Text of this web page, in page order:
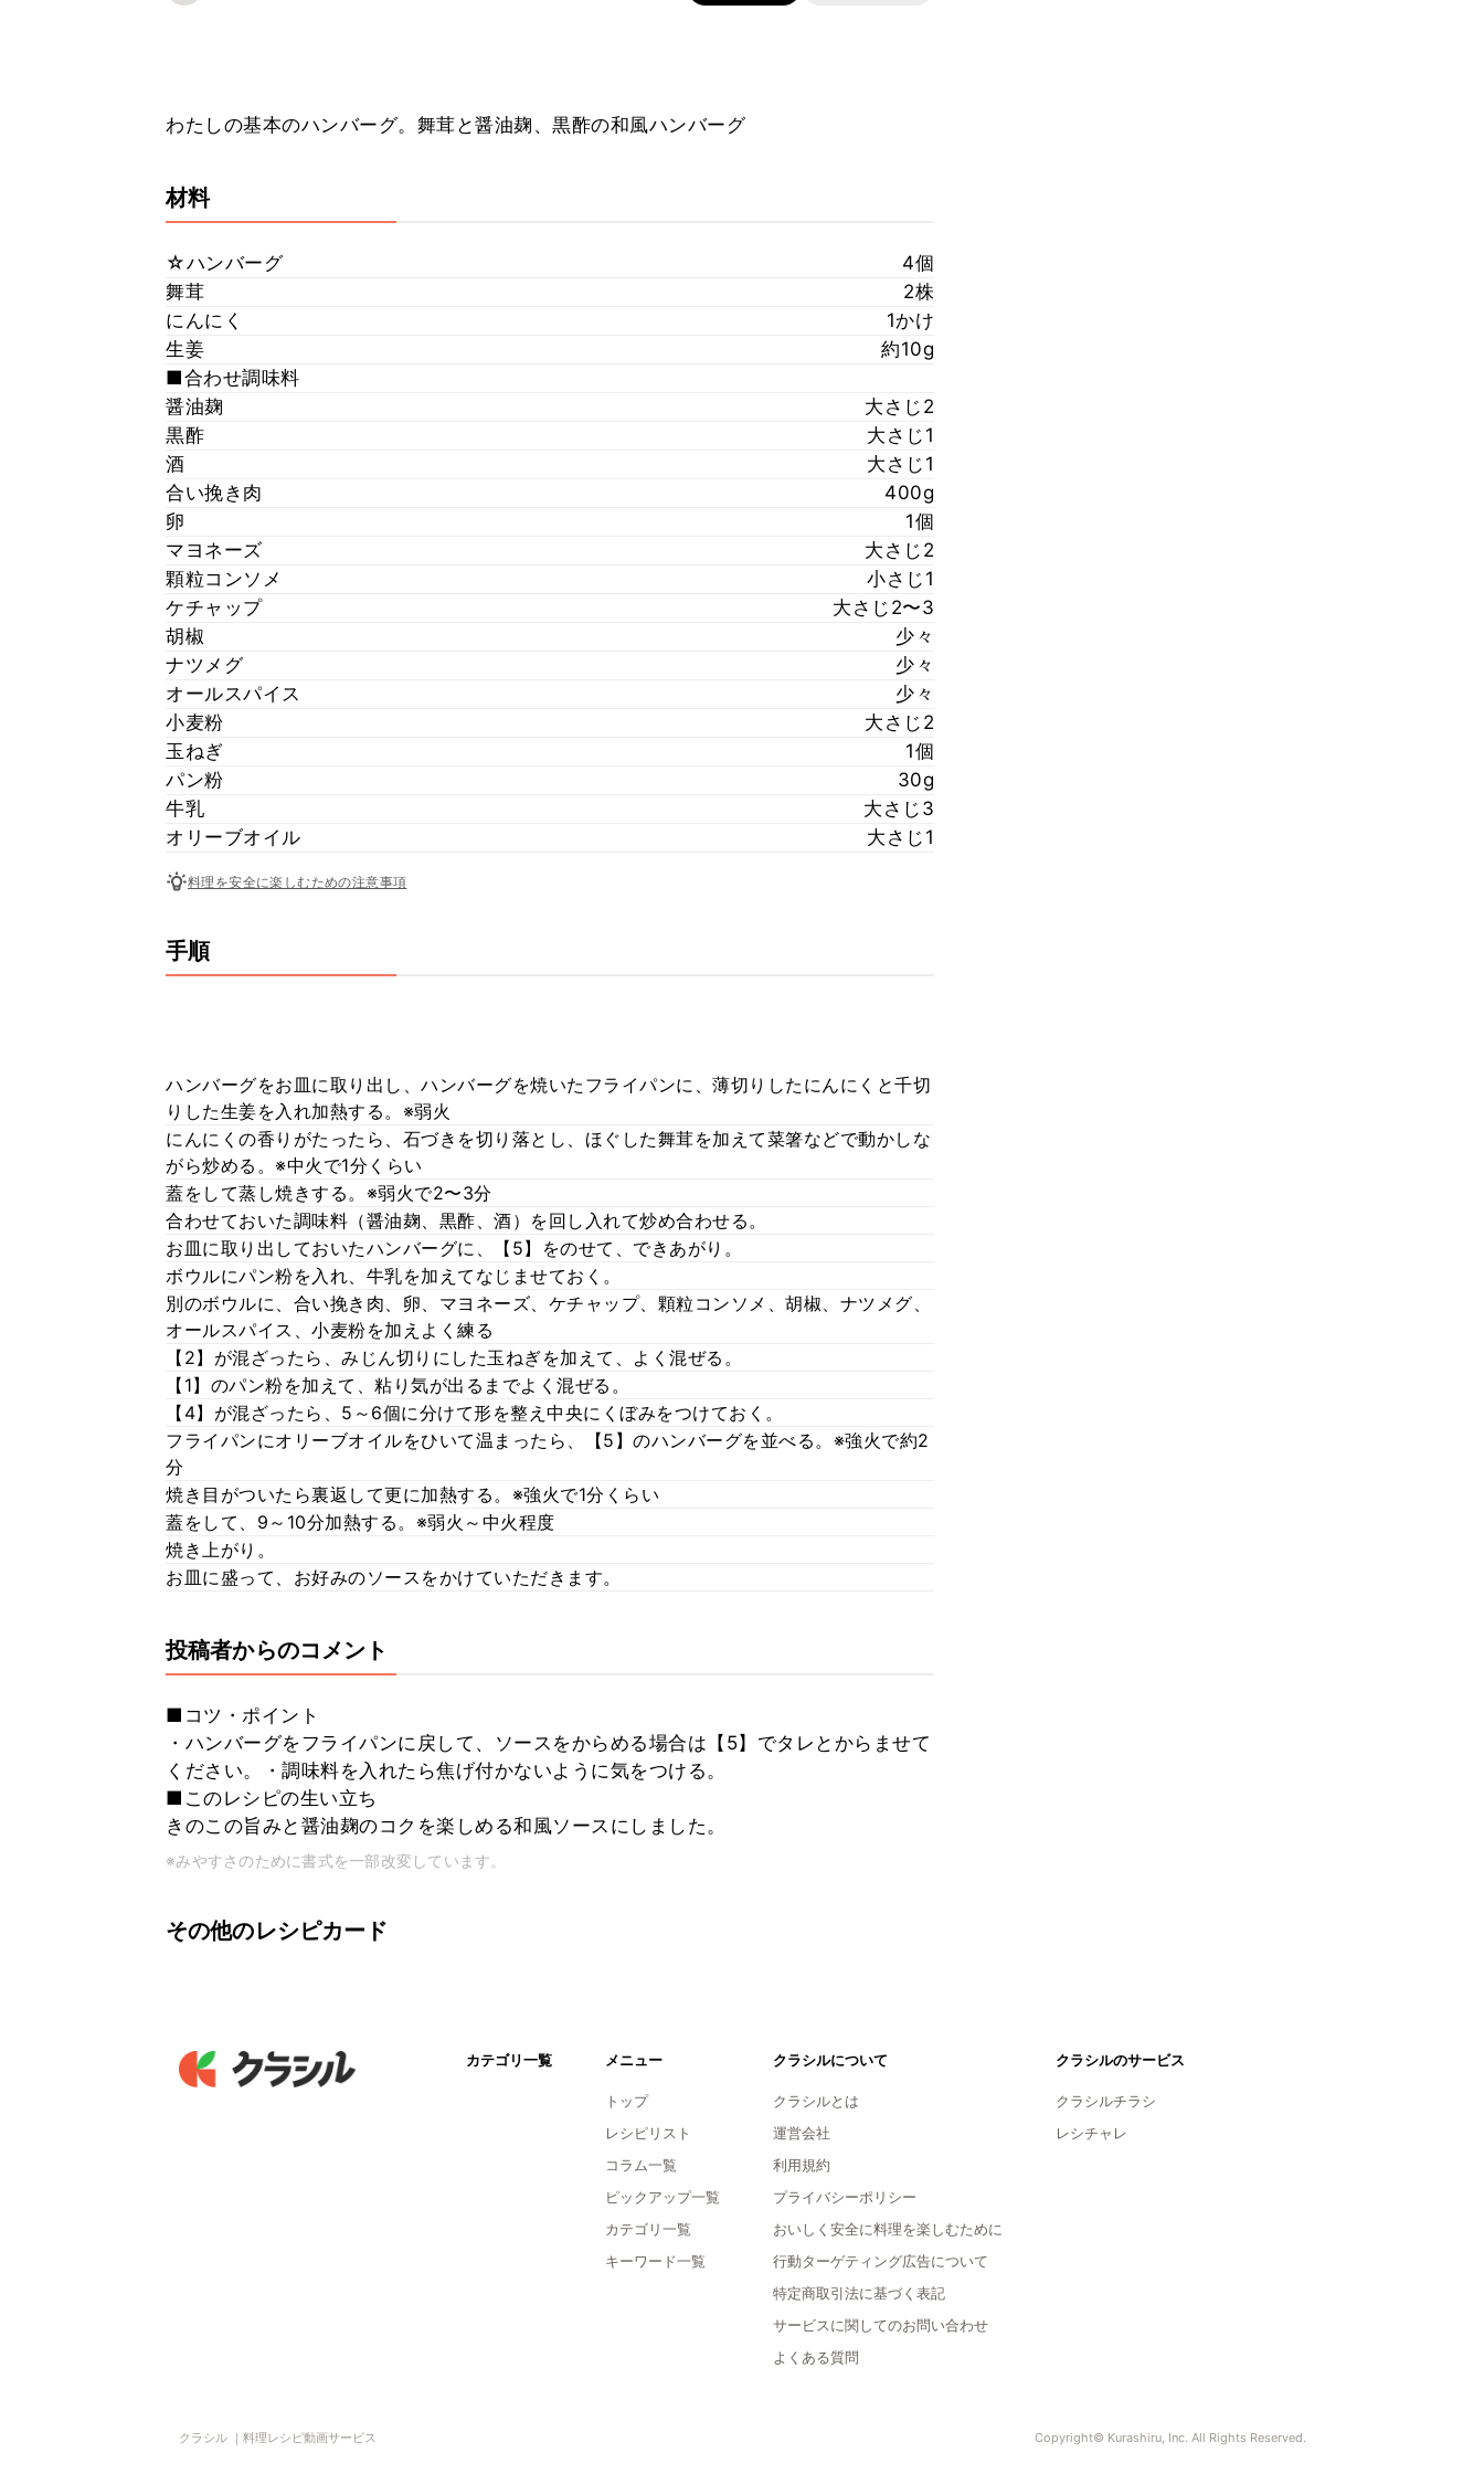
わたしの基本のハンバーグ。舞茸と醤油麹、黒酢の和風ハンバーグ
材料
☆ハンバーグ
4個
舞茸
2株
にんにく
1かけ
生姜
約10g
■合わせ調味料
醤油麹
大さじ2
黒酢
大さじ1
酒
大さじ1
合い挽き肉
400g
卵
1個
マヨネーズ
大さじ2
顆粒コンソメ
小さじ1
ケチャップ
大さじ2〜3
胡椒
少々
ナツメグ
少々
オールスパイス
少々
小麦粉
大さじ2
玉ねぎ
1個
パン粉
30g
牛乳
大さじ3
オリーブオイル
大さじ1
料理を安全に楽しむための注意事項
手順
ハンバーグをお皿に取り出し、ハンバーグを焼いたフライパンに、薄切りしたにんにくと千切
りした生姜を入れ加熱する。※弱火
にんにくの香りがたったら、石づきを切り落とし、ほぐした舞茸を加えて菜箸などで動かしな
がら炒める。※中火で1分くらい
蓋をして蒸し焼きする。※弱火で2〜3分
合わせておいた調味料（醤油麹、黒酢、酒）を回し入れて炒め合わせる。
お皿に取り出しておいたハンバーグに、【5】をのせて、できあがり。
ボウルにパン粉を入れ、牛乳を加えてなじませておく。
別のボウルに、合い挽き肉、卵、マヨネーズ、ケチャップ、顆粒コンソメ、胡椒、ナツメグ、
オールスパイス、小麦粉を加えよく練る
【2】が混ざったら、みじん切りにした玉ねぎを加えて、よく混ぜる。
【1】のパン粉を加えて、粘り気が出るまでよく混ぜる。
【4】が混ざったら、5～6個に分けて形を整え中央にくぼみをつけておく。
フライパンにオリーブオイルをひいて温まったら、【5】のハンバーグを並べる。※強火で約2
分
焼き目がついたら裏返して更に加熱する。※強火で1分くらい
蓋をして、9～10分加熱する。※弱火～中火程度
焼き上がり。
お皿に盛って、お好みのソースをかけていただきます。
投稿者からのコメント
■コツ・ポイント
・ハンバーグをフライパンに戻して、ソースをからめる場合は【5】でタレとからませて
ください。・調味料を入れたら焦げ付かないように気をつける。
■このレシピの生い立ち
きのこの旨みと醤油麹のコクを楽しめる和風ソースにしました。
※みやすさのために書式を一部改変しています。
その他のレシピカード
カテゴリ一覧 メニュー
トップ
レシピリスト
コラム一覧
ピックアップ一覧
カテゴリ一覧
キーワード一覧
クラシルについて
クラシルとは
運営会社
利用規約
プライバシーポリシー
おいしく安全に料理を楽しむために
行動ターゲティング広告について
特定商取引法に基づく表記
サービスに関してのお問い合わせ
よくある質問
クラシルのサービス
クラシルチラシ
レシチャレ
クラシル ｜料理レシピ動画サービス Copyright© Kurashiru, Inc. All Rights Reserved.